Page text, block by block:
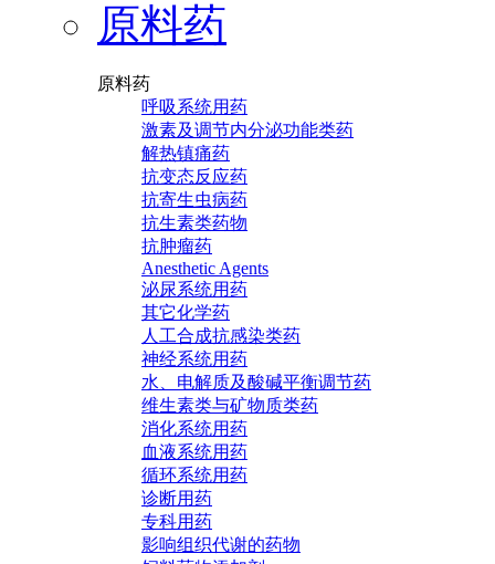
原料药
原料药
呼吸系统用药
激素及调节内分泌功能类药
解热镇痛药
抗变态反应药
抗寄生虫病药
抗生素类药物
抗肿瘤药
Anesthetic Agents
泌尿系统用药
其它化学药
人工合成抗感染类药
神经系统用药
水、电解质及酸碱平衡调节药
维生素类与矿物质类药
消化系统用药
血液系统用药
循环系统用药
诊断用药
专科用药
影响组织代谢的药物